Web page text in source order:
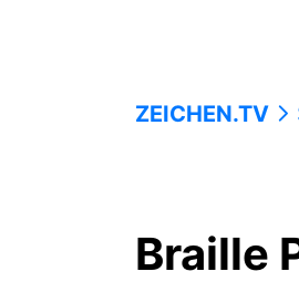
ZEICHEN.TV
Braille